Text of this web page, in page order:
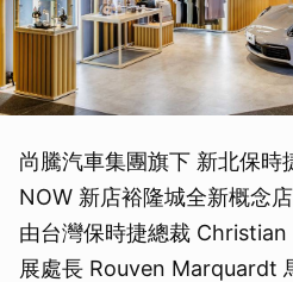
尚騰汽車集團旗下 新北保
NOW 新店裕隆城全新概念
由台灣保時捷總裁
展處長 Rouven Marquardt